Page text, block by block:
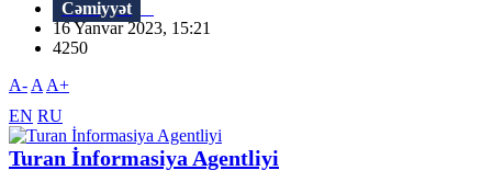
Cəmiyyət
16 Yanvar 2023, 15:21
4250
A- A A+
EN RU
Turan İnformasiya Agentliyi